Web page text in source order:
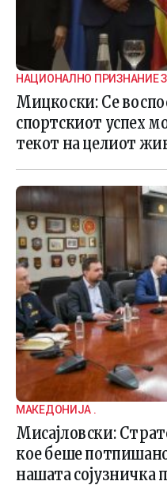
НАЦИОНАЛНО ПРИЗНАНИЕ
Мицкоски: Се
спортскиот успех
текот на целиот
МАКЕДОНИЈА .
Мисајловски:
кое беше
нашата сојузничка